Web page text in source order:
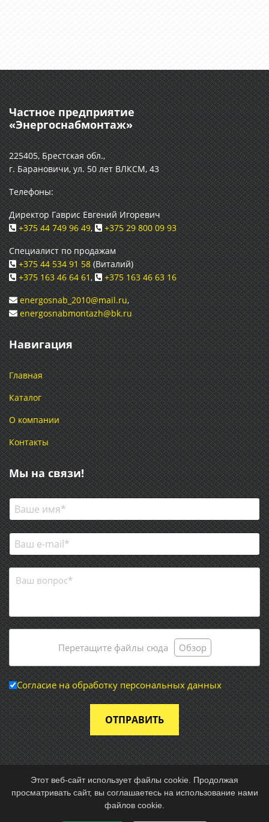
Частное предприятие
«Энергоснабмонтаж»
225405, Брестская обл.,
г. Барановичи, ул. 50 лет ВЛКСМ, 43
Телефоны:
Директор Гаврис Евгений Игоревич
+375 44 749 96 49,
+375 29 800 09 93
Специалист по продажам
+375 44 534 91 58(Виталий)
+375 163 46 64 61,
+375 163 46 63 16
energosnab_2010@mail.ru,
energosnabmontazh@bk.ru
Навигация
Главная
Каталог
О компании
Контакты
Мы на связи!
Перетащите файлы сюда Обзор
Согласие на обработку персональных данных
ОТПРАВИТЬ
© 2026 Частное предприятие «Энергоснабмонтаж»
Разработка и техподдержка:
site-support.by
Этот веб-сайт использует файлы cookie. Продолжая
просматривать сайт, вы соглашаетесь на использование нами
файлов cookie.